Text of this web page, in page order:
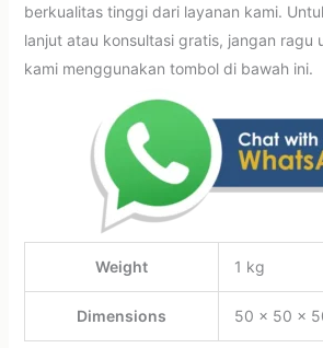
berkualitas tinggi dari layanan kami.
lanjut atau konsultasi gratis, jangan ragu
kami menggunakan tombol di bawah ini.
Weight 1 kg
Dimensions 50 × 50 ×